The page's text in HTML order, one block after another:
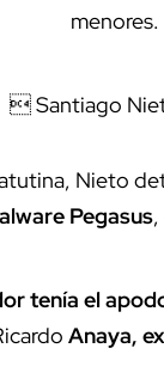
menores.
 Santiago
Nieto
Pegasus
tenía el
Anaya,